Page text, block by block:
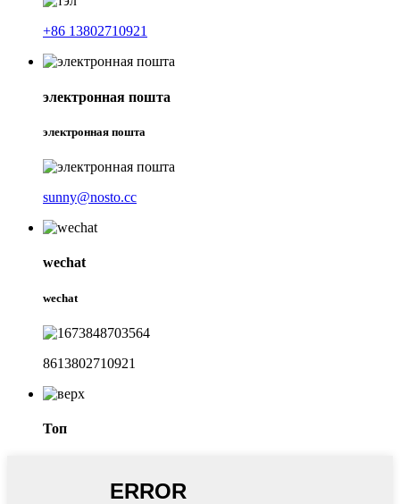
+86 13802710921
электронная пошта
электронная пошта
sunny@nosto.cc
wechat
wechat
8613802710921
Топ